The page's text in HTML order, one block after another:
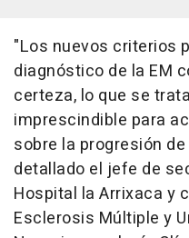
"Los nuevos criterios
diagnóstico de la EM
certeza, lo que se
imprescindible para
sobre la progresión
detallado el jefe de
Hospital la Arrixaca y
Esclerosis Múltiple y